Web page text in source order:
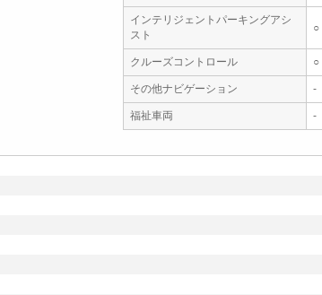
インテリジェントパーキングアシ
スト
○
クルーズコントロール ○
その他ナビゲーション -
福祉車両
-